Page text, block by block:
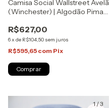
Camisa Social Wallstreet Avelã
(Winchester) | Algodão Pima |
R$627,00
6x de R$104,50 sem juros
R$595,65 com Pix
Comprar
1/3